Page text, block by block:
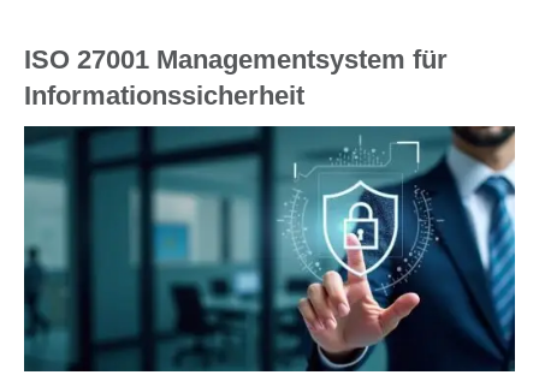
PRODUKTZERTIFIZIERUNG
KONTAKT
ISO 27001 Managementsystem für
Informationssicherheit